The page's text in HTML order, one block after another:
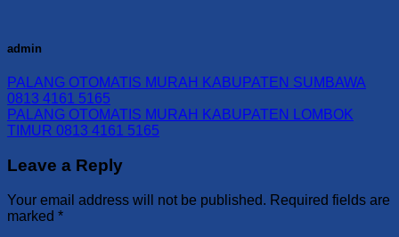
admin
PALANG OTOMATIS MURAH KABUPATEN SUMBAWA
0813 4161 5165
PALANG OTOMATIS MURAH KABUPATEN LOMBOK
TIMUR 0813 4161 5165
Leave a Reply
Your email address will not be published. Required fields are
marked *